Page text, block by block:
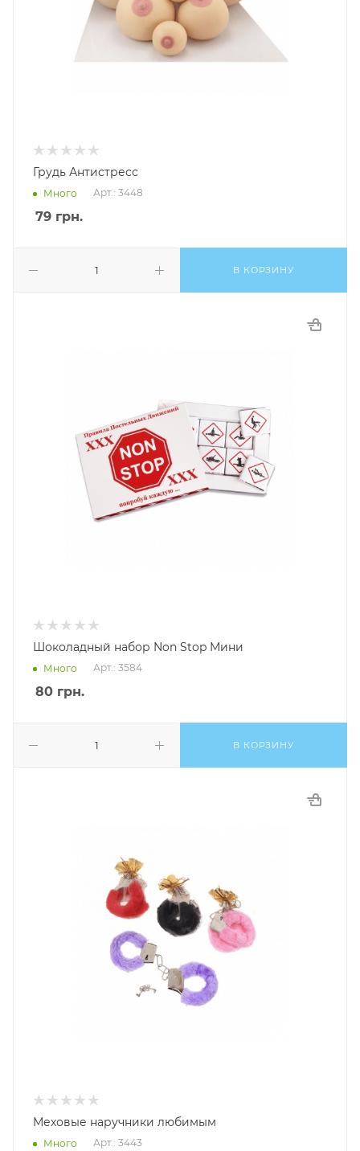
Грудь Антистресс
Много Арт.: 3448
79 грн.
В КОРЗИНУ
Шоколадный набор Non Stop Мини
Много Арт.: 3584
80 грн.
В КОРЗИНУ
Меховые наручники любимым
Много Арт.: 3443